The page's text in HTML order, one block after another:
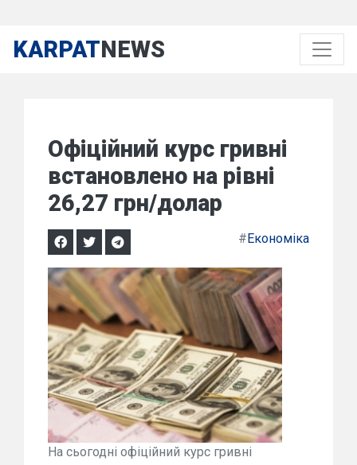
KARPATNEWS
Офіційний курс гривні
встановлено на рівні
26,27 грн/долар
#Економіка
На сьогодні офіційний курс гривні